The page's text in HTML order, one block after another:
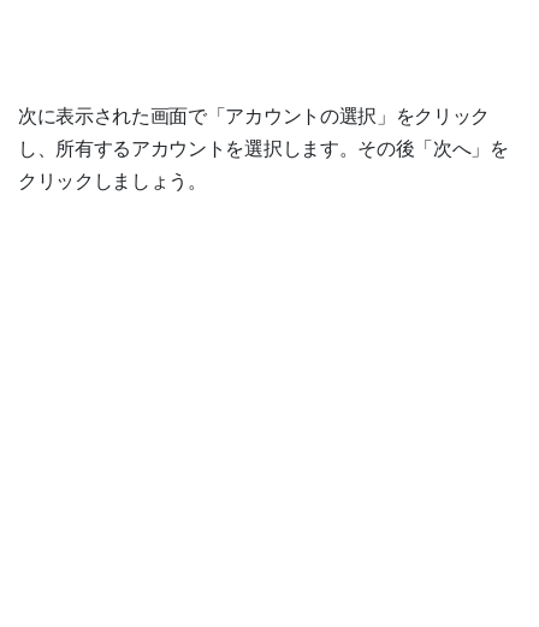
次に表示された画面で「アカウントの選択」をクリック
し、所有するアカウントを選択します。その後「次へ」を
クリックしましょう。